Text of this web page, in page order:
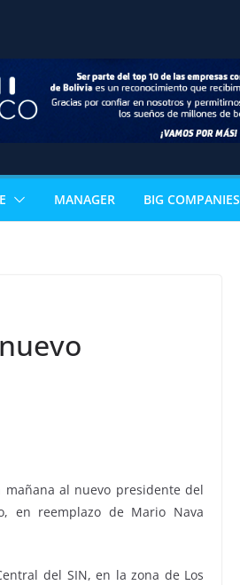
MANAGER BIG COMPANIES
mañana al nuevo presidente del
en reemplazo de Mario Nava
del SIN, en la zona de Los